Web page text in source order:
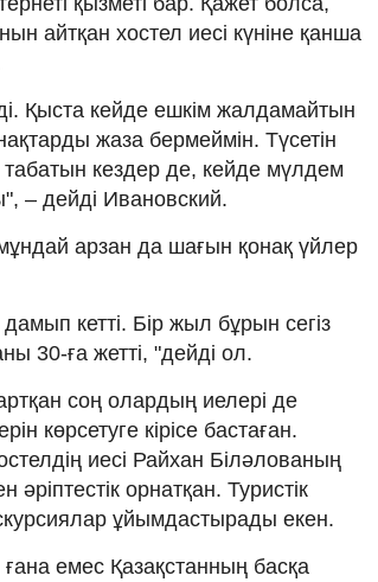
айтқан хостел иесі күніне қанша
Қыста кейде ешкім жалдамайтын
жаза бермеймін. Түсетін
табатын кездер де, кейде мүлдем
– дейді Ивановский.
арзан да шағын қонақ үйлер
кетті. Бір жыл бұрын сегіз
30-ға жетті, "дейді ол.
соң олардың иелері де
көрсетуге кірісе бастаған.
иесі Райхан Біләлованың
орнатқан. Туристік
ұйымдастырады екен.
емес Қазақстанның басқа